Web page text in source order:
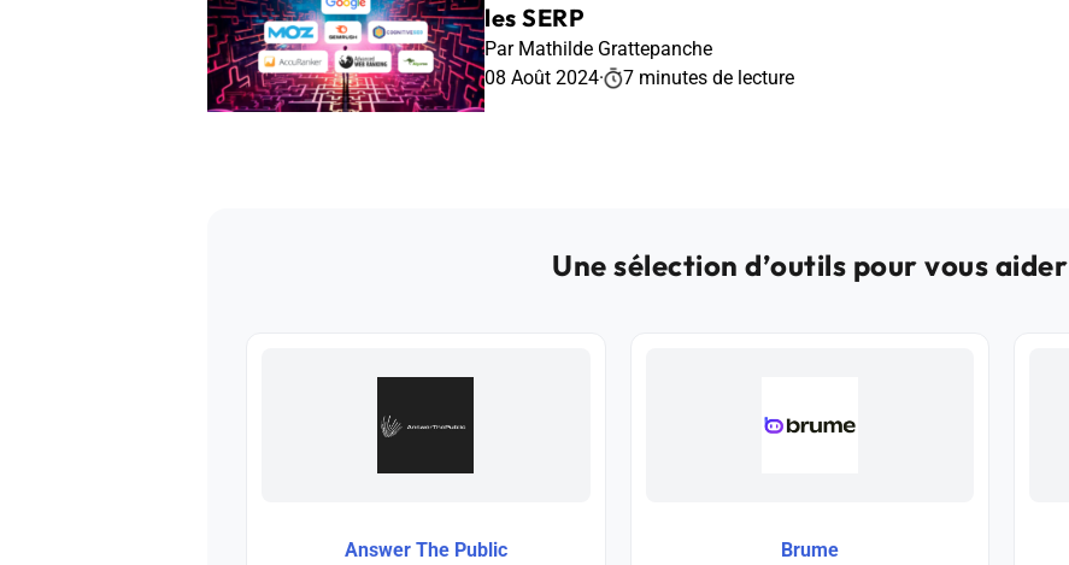
les SERP
Par Mathilde Grattepanche
08 Août 2024· 7 minutes de lecture
Une sélection d’outils pour vous aider
Answer The Public Brume